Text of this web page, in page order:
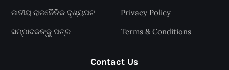
ଜାତୀୟ ରାଜନୈତିକ ଦୃଶ୍ୟପଟ
ସମ୍ପାଦକଙ୍କୁ ପତ୍ର
Privacy Policy
Terms & Conditions
Contact Us